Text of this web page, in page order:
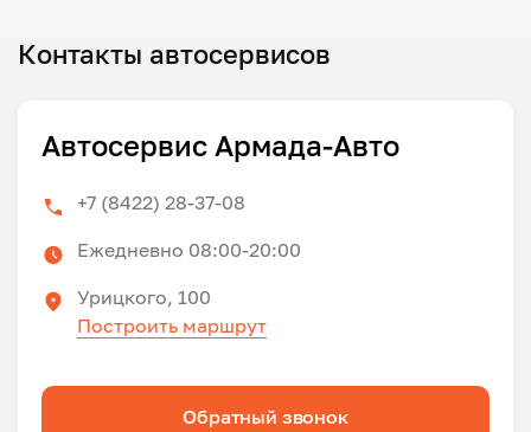
Контакты автосервисов
Автосервис Армада-Авто
+7 (8422) 28-37-08
Ежедневно 08:00-20:00
Урицкого, 100
Построить маршрут
Обратный звонок